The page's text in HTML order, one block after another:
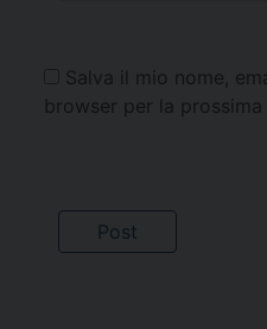
Salva il mio nome,
browser per la